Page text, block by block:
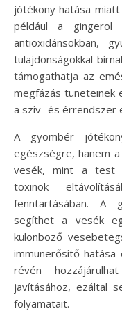
jótékony hatása
például a gingerol
antioxidánsokban,
tulajdonságokkal
támogathatja az
megfázás tüneteinek
a szív- és érrendszer
A gyömbér
egészségre, hanem
vesék, mint a test
toxinok
fenntartásában. A
segíthet a vesék
különböző
immunerősítő hatása
révén
javításához, ezáltal
folyamatait.